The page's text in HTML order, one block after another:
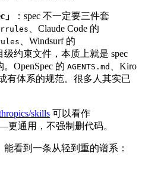
：spec 不一定要三件套
、Claude Code 的
、Windsurf 的
约束文件，本质上就是 spec
OpenSpec 的 AGENTS.md
、Kiro
有体系的规范。很多人其实已
skills 可以看作
更通用，不强制删代码。
看到一条从轻到重的谱系：